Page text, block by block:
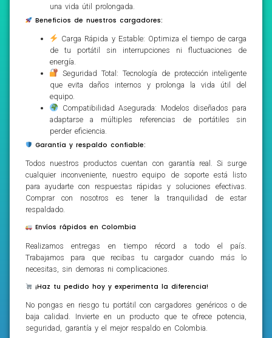
una vida útil prolongada.
Beneficios de nuestros cargadores:
Carga Rápida y Estable: Optimiza el tiempo de carga
de tu portátil sin interrupciones ni fluctuaciones de
energía.
Seguridad Total: Tecnología de protección inteligente
que evita daños internos y prolonga la vida útil del
equipo.
Compatibilidad Asegurada: Modelos diseñados para
adaptarse a múltiples referencias de portátiles sin
perder eficiencia.
Garantía y respaldo confiable:
Todos nuestros productos cuentan con garantía real. Si surge
cualquier inconveniente, nuestro equipo de soporte está listo
para ayudarte con respuestas rápidas y soluciones efectivas.
Comprar con nosotros es tener la tranquilidad de estar
respaldado.
Envíos rápidos en Colombia
Realizamos entregas en tiempo récord a todo el país.
Trabajamos para que recibas tu cargador cuando más lo
necesitas, sin demoras ni complicaciones.
¡Haz tu pedido hoy y experimenta la diferencia!
No pongas en riesgo tu portátil con cargadores genéricos o de
baja calidad. Invierte en un producto que te ofrece potencia,
seguridad, garantía y el mejor respaldo en Colombia.